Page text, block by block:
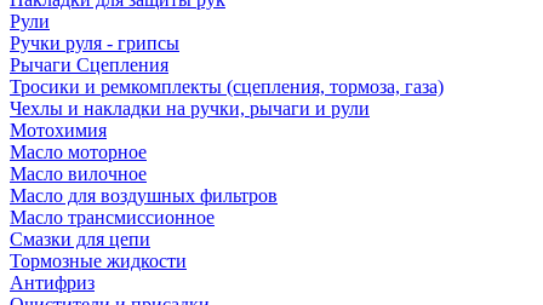
Рули
Ручки руля - грипсы
Рычаги Сцепления
Тросики и ремкомплекты (сцепления, тормоза, газа)
Чехлы и накладки на ручки, рычаги и рули
Мотохимия
Масло моторное
Масло вилочное
Масло для воздушных фильтров
Масло трансмиссионное
Смазки для цепи
Тормозные жидкости
Антифриз